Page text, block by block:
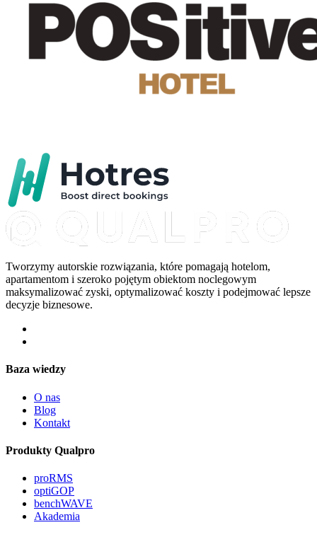
Tworzymy autorskie rozwiązania, które pomagają hotelom,
apartamentom i szeroko pojętym obiektom noclegowym
maksymalizować zyski, optymalizować koszty i podejmować lepsze
decyzje biznesowe.
Baza wiedzy
O nas
Blog
Kontakt
Produkty Qualpro
proRMS
optiGOP
benchWAVE
Akademia